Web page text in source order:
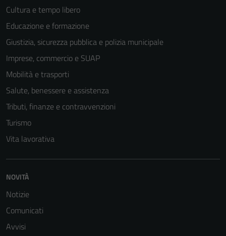
Cultura e tempo libero
Educazione e formazione
Giustizia, sicurezza pubblica e polizia municipale
Imprese, commercio e SUAP
Mobilità e trasporti
Salute, benessere e assistenza
Tributi, finanze e contravvenzioni
Turismo
Vita lavorativa
NOVITÀ
Notizie
Comunicati
Avvisi